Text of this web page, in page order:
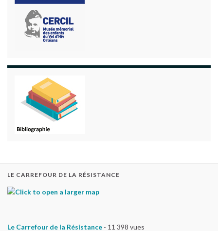
LE CARREFOUR DE LA RÉSISTANCE
Le Carrefour de la Résistance - 11 398 vues